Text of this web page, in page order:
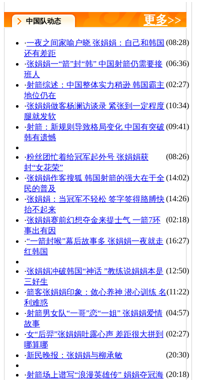
中国队动态 更多>>
(08:28)
·一夜之间家喻户晓 张娟娟：自己和韩国
还有差距
(06:36)
·张娟娟一“箭”封“韩” 中国射箭仍需要接
班人
(02:27)
·射箭综述：中国整体实力稍逊 韩国霸主
地位仍在
(10:34)
·张娟娟做客杨澜访谈录 紧张到一定程度
腿就发软
(09:41)
·射箭：新规则导致格局变化 中国有突破
韩有遗憾
(08:26)
·粉丝团忙着给冠军起外号 张娟娟获
封“女花荣”
(14:02)
·张娟娟作客搜狐 韩国射箭的强大在于全
民的普及
(14:26)
·张娟娟：当冠军不轻松 签字签得胳膊快
抬不起来
(02:18)
·张娟娟赛前幻想夺金来提士气 一箭7环
事出有因
(16:27)
·“一箭封喉”幕后故事多 张娟娟一夜就走
红韩国
(12:50)
·张娟娟冲破韩国“神话 ”教练说娟娟本是
三好生
(11:22)
·箭客张娟娟印象：敛心养神 潜心训练 名
利难惑
(04:57)
·射箭男女队“一哥”恋“一姐” 张娟娟爱情
故事
(02:27)
·女“后羿”张娟娟吐露心声 差距很大拼到
哪算哪
(20:30)
·新民晚报：张娟娟与柳承敏
(20:18)
·射箭场上谱写“浪漫英雄传” 娟娟夺冠海